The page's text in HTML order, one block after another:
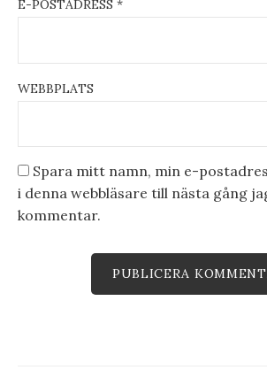
E-POSTADRESS *
WEBBPLATS
Spara mitt namn, min e-
i denna webbläsare till nästa gång
kommentar.